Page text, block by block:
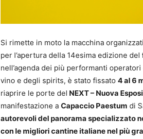
Si rimette in moto la macchina
per l’apertura della 14esima edizione del
nell’agenda dei più performanti
vino e degli spirits, è stato fissato 4 al 6
riaprire le porte del NEXT – Nuova
manifestazione a Capaccio Paestum di
autorevoli del panorama specializzato
con le migliori cantine italiane nel più